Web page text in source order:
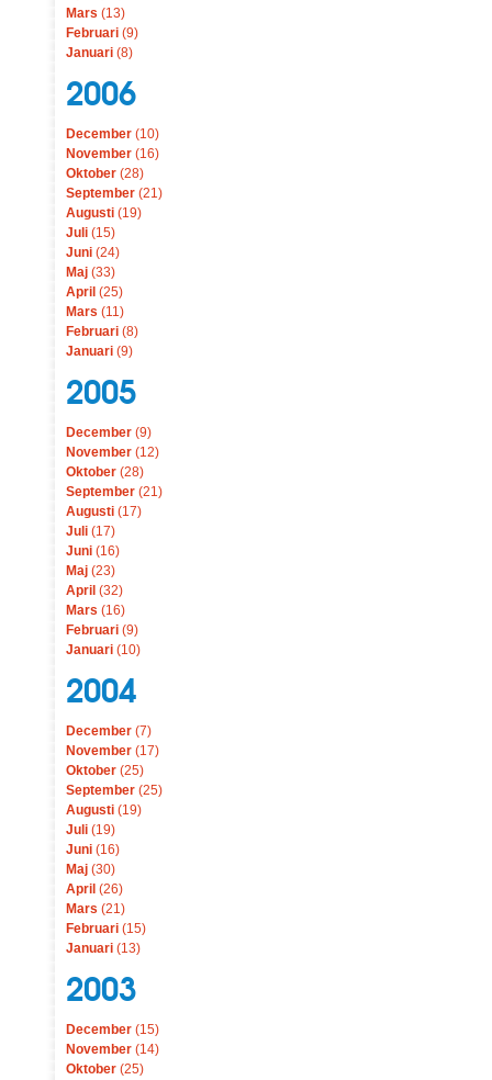
Mars (13)
Februari (9)
Januari (8)
2006
December (10)
November (16)
Oktober (28)
September (21)
Augusti (19)
Juli (15)
Juni (24)
Maj (33)
April (25)
Mars (11)
Februari (8)
Januari (9)
2005
December (9)
November (12)
Oktober (28)
September (21)
Augusti (17)
Juli (17)
Juni (16)
Maj (23)
April (32)
Mars (16)
Februari (9)
Januari (10)
2004
December (7)
November (17)
Oktober (25)
September (25)
Augusti (19)
Juli (19)
Juni (16)
Maj (30)
April (26)
Mars (21)
Februari (15)
Januari (13)
2003
December (15)
November (14)
Oktober (25)